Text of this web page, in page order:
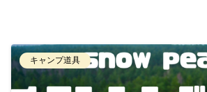
キャンプ道具